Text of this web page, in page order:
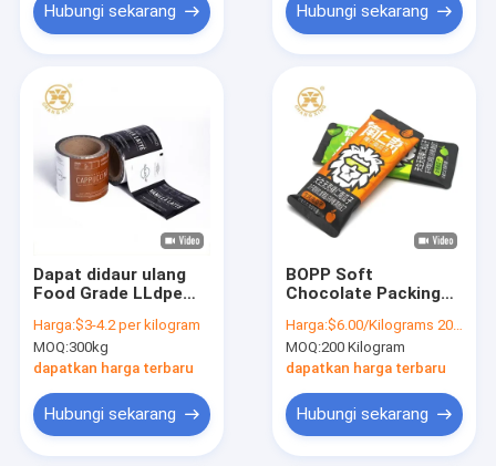
Hubungi sekarang Hubungi sekarang
Dapat didaur ulang
Food Grade LLdpe
Roll Chocolate Bopp
Film Lamination
Adhesive
Harga:$3-4.2 per kilogram
MOQ:300kg
dapatkan harga terbaru
Hubungi sekarang
BOPP Soft
Chocolate Packing
500g Kemasan
Granola Bar Ramah
Lingkungan
Harga:$6.00/Kilograms 200-999 Kilograms
MOQ:200 Kilogram
dapatkan harga terbaru
Hubungi sekarang